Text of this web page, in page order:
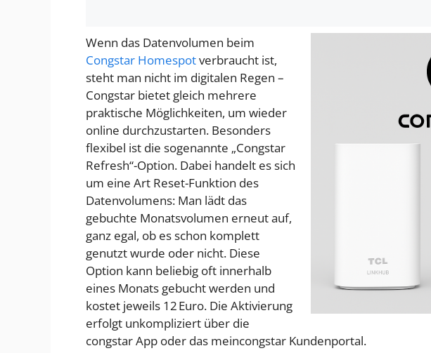
Wenn das Datenvolumen beim
Congstar Homespotverbraucht ist,
steht man nicht im digitalen Regen –
Congstar bietet gleich mehrere
praktische Möglichkeiten, um wieder
online durchzustarten. Besonders
flexibel ist die sogenannte „Congstar
Refresh“-Option. Dabei handelt es sich
um eine Art Reset-Funktion des
Datenvolumens: Man lädt das
gebuchte Monatsvolumen erneut auf,
ganz egal, ob es schon komplett
genutzt wurde oder nicht. Diese
Option kann beliebig oft innerhalb
eines Monats gebucht werden und
kostet jeweils 12 Euro. Die Aktivierung
erfolgt unkompliziert über die
congstar App oder das meincongstar Kundenportal.